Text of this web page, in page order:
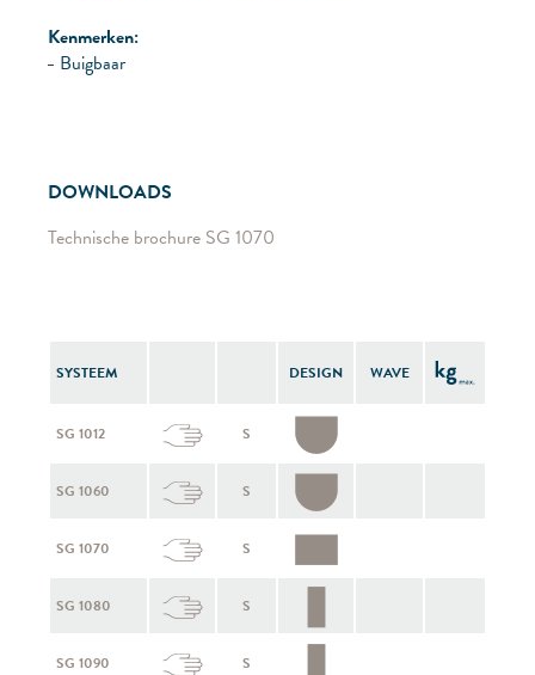
Kenmerken:
Buigbaar
DOWNLOADS
Technische brochure SG 1070
SYSTEEM DESIGN WAVE
SG 1012 S
SG 1060 S
SG 1070 S
SG 1080 S
SG 1090 S